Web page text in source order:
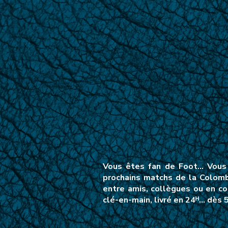
Vous êtes fan de Foot…
prochains matchs de la
entre amis, collègues ou en
clé-en-main, livré en 24ᴴ… dès